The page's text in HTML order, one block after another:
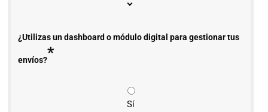
¿Utilizas un dashboard o módulo digital para gestionar tus
envíos?*
Sí